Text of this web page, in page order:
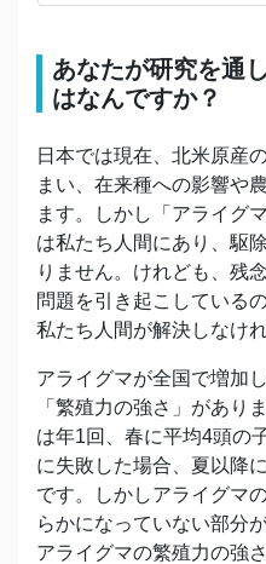
あなたが研究を通
はなんですか？
日本では現在、北米原産
まい、在来種への影響や
ます。しかし「アライグ
は私たち人間にあり、駆
りません。けれども、残
問題を引き起こしている
私たち人間が解決しなけ
アライグマが全国で増加
「繁殖力の強さ」があり
は年1回、春に平均4頭の
に失敗した場合、夏以降
です。しかしアライグマ
らかになっていない部分
アライグマの繁殖力の強